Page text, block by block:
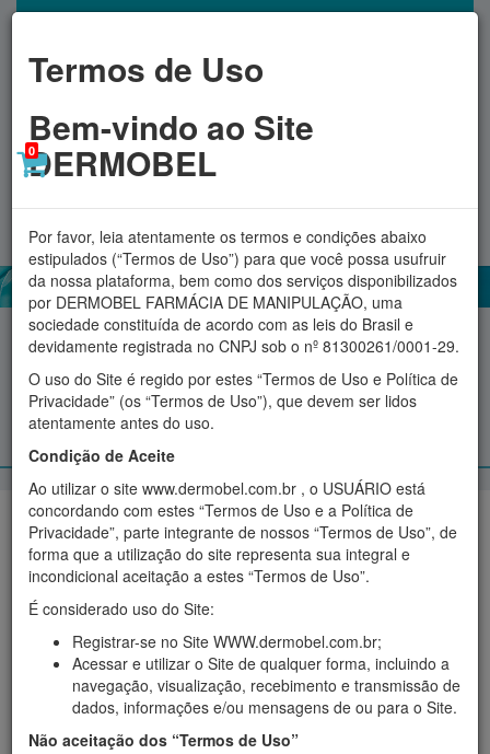
0
MINHA CONTA
Acessórios Aromatizadores Cosméticos Fitoterápicos
Proteção Solar Suplementos e produtos Naturais
Termos de Uso
Bem-vindo ao Site
DERMOBEL
Por favor, leia atentamente os termos e condições abaixo
estipulados (“Termos de Uso”) para que você possa usufruir
da nossa plataforma, bem como dos serviços disponibilizados
por DERMOBEL FARMÁCIA DE MANIPULAÇÃO, uma
sociedade constituída de acordo com as leis do Brasil e
devidamente registrada no CNPJ sob o nº 81300261/0001-29.
O uso do Site é regido por estes “Termos de Uso e Política de
Privacidade” (os “Termos de Uso”), que devem ser lidos
atentamente antes do uso.
Condição de Aceite
Ao utilizar o site www.dermobel.com.br , o USUÁRIO está
concordando com estes “Termos de Uso e a Política de
Privacidade”, parte integrante de nossos “Termos de Uso”, de
forma que a utilização do site representa sua integral e
incondicional aceitação a estes “Termos de Uso”.
É considerado uso do Site:
Registrar-se no Site WWW.dermobel.com.br;
Acessar e utilizar o Site de qualquer forma, incluindo a
navegação, visualização, recebimento e transmissão de
dados, informações e/ou mensagens de ou para o Site.
Não aceitação dos “Termos de Uso”
Início › Infra-estrutura
Infra-estrutura
SUA SATISFAÇÃO ESTÁ NA QUALIDADE QUE
VOCÊ VÊ. NO ATENDIMENTO QUE VOCÊ SENTE
Investir na qualidade de produtos e atendimento não é
apenas uma estratégia eficiente; é também uma
consideração de profunda empatia com o cliente. Assim a
DERMOBEL busca constante aprimoramento para
valorizar a qualidade de vida de cada pessoa que busca
seus serviços.